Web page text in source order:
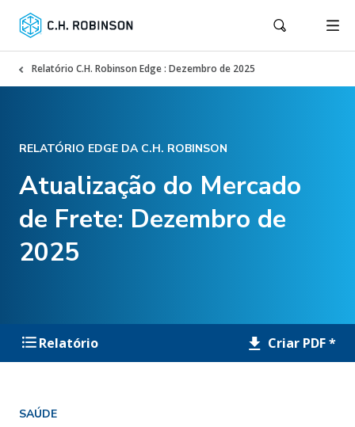
Relatório C.H. Robinson Edge : Dezembro de 2025
RELATÓRIO EDGE DA C.H. ROBINSON
Atualização do Mercado
de Frete: Dezembro de
2025
Relatório Criar PDF *
SAÚDE